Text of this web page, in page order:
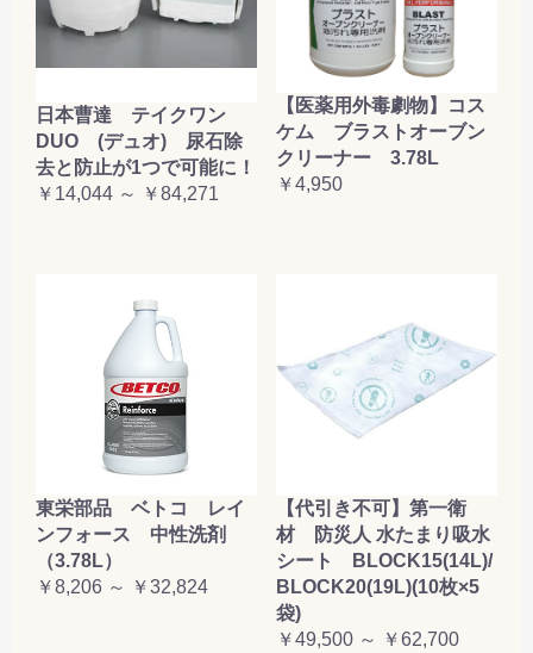
日本曹達 テイクワン
DUO (デュオ) 尿石除
去と防止が1つで可能に！
￥14,044 ～ ￥84,271
【医薬用外毒劇物】コス
ケム ブラストオーブン
クリーナー 3.78L
￥4,950
東栄部品 ベトコ レイ
ンフォース 中性洗剤
（3.78L）
￥8,206 ～ ￥32,824
【代引き不可】第一衛
材 防災人 水たまり吸水
シート BLOCK15(14L)/
BLOCK20(19L)(10枚×5
袋)
￥49,500 ～ ￥62,700